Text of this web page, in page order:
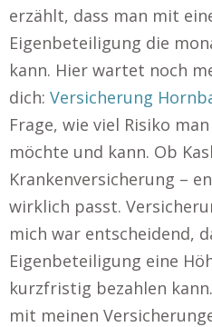
erzählt, dass man mit
Eigenbeteiligung die
kann. Hier wartet noch
dich: Versicherung
Frage, wie viel Risiko
möchte und kann. Ob
Krankenversicherung –
wirklich passt.
mich war entscheidend,
Eigenbeteiligung eine
kurzfristig bezahlen
mit meinen